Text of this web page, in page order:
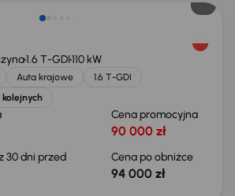
1.6 T-GDI110 kW
Auta krajowe
1.6 T-GDI
kolejnych
Cena promocyjna
90 000 zł
30 dni przed
Cena po obniżce
94 000 zł